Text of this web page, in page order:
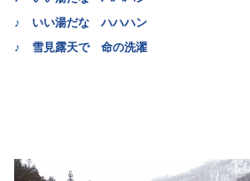
♪ いい湯だな ハハハン
♪ 雪見露天で 命の洗濯